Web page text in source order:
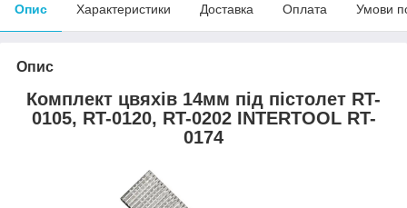
Опис Характеристики Доставка Оплата Умови
Опис
Комплект цвяхів 14мм під пістолет RT-
0105, RT-0120, RT-0202 INTERTOOL RT-
0174